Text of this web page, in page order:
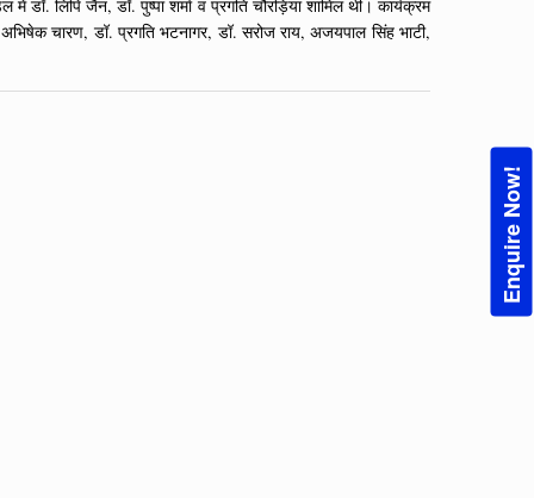
Enquire Now!
में डॉ. लिपि जैन, डॉ. पुष्पा शर्मा व प्रगति चौरड़िया शामिल थी। कार्यक्रम
अभिषेक चारण, डॉ. प्रगति भटनागर, डॉ. सरोज राय, अजयपाल सिंह भाटी,